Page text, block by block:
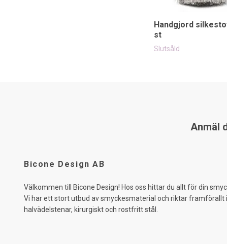
Handgjord
st
Slutsåld
Anmäl
Bicone Design AB
Välkommen till Bicone Design! Hos oss hittar du allt för din
Vi har ett stort utbud av smyckesmaterial och riktar framförallt
halvädelstenar, kirurgiskt och rostfritt stål.